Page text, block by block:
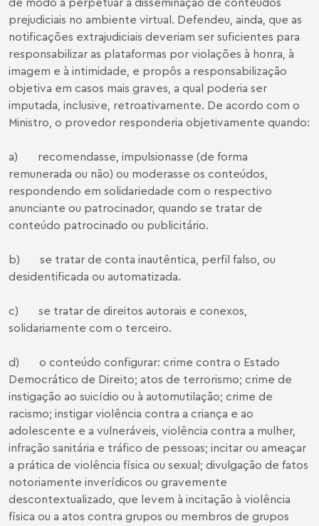
prejudiciais no ambiente virtual. Defendeu, ainda, que as
notificações extrajudiciais deveriam ser suficientes para
responsabilizar as plataformas por violações à honra, à
imagem e à intimidade, e propôs a responsabilização
objetiva em casos mais graves, a qual poderia ser
imputada, inclusive, retroativamente. De acordo com o
Ministro, o provedor responderia objetivamente quando:
a) recomendasse, impulsionasse (de forma
remunerada ou não) ou moderasse os conteúdos,
respondendo em solidariedade com o respectivo
anunciante ou patrocinador, quando se tratar de
conteúdo patrocinado ou publicitário.
b) se tratar de conta inautêntica, perfil falso, ou
desidentificada ou automatizada.
c) se tratar de direitos autorais e conexos,
solidariamente com o terceiro.
d) o conteúdo configurar: crime contra o Estado
Democrático de Direito; atos de terrorismo; crime de
instigação ao suicídio ou à automutilação; crime de
racismo; instigar violência contra a criança e ao
adolescente e a vulneráveis, violência contra a mulher,
infração sanitária e tráfico de pessoas; incitar ou ameaçar
a prática de violência física ou sexual; divulgação de fatos
notoriamente inverídicos ou gravemente
descontextualizado, que levem à incitação à violência
física ou a atos contra grupos ou membros de grupos